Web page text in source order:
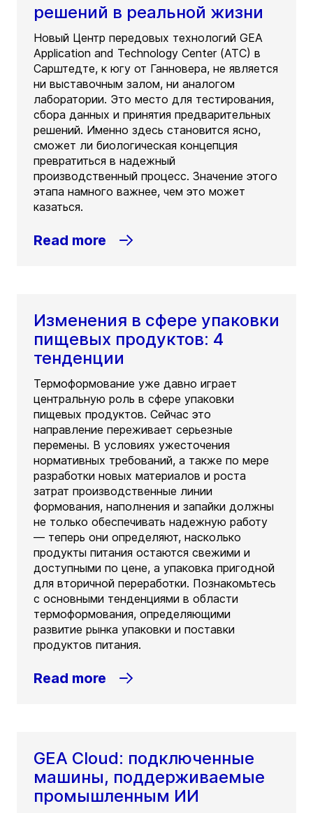
решений в реальной жизни
Новый Центр передовых технологий GEA
Application and Technology Center (ATC) в
Сарштедте, к югу от Ганновера, не является
ни выставочным залом, ни аналогом
лаборатории. Это место для тестирования,
сбора данных и принятия предварительных
решений. Именно здесь становится ясно,
сможет ли биологическая концепция
превратиться в надежный
производственный процесс. Значение этого
этапа намного важнее, чем это может
казаться.
Read more
Изменения в сфере упаковки
пищевых продуктов: 4
тенденции
Термоформование уже давно играет
центральную роль в сфере упаковки
пищевых продуктов. Сейчас это
направление переживает серьезные
перемены. В условиях ужесточения
нормативных требований, а также по мере
разработки новых материалов и роста
затрат производственные линии
формования, наполнения и запайки должны
не только обеспечивать надежную работу
— теперь они определяют, насколько
продукты питания остаются свежими и
доступными по цене, а упаковка пригодной
для вторичной переработки. Познакомьтесь
с основными тенденциями в области
термоформования, определяющими
развитие рынка упаковки и поставки
продуктов питания.
Read more
GEA Cloud: подключенные
машины, поддерживаемые
промышленным ИИ